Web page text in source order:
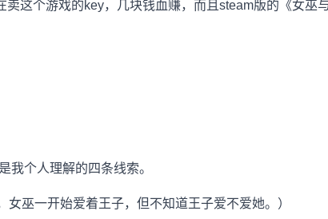
这个游戏的key，几块钱血赚，而且steam版的《女巫
我个人理解的四条线索。
巫一开始爱着王子，但不知道王子爱不爱她。）